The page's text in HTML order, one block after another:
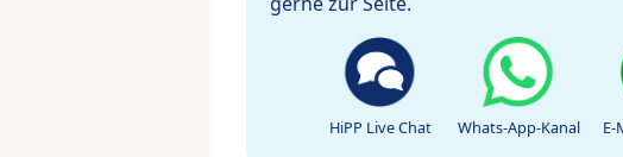
HiPP Live Chat Whats-App-Kanal E-